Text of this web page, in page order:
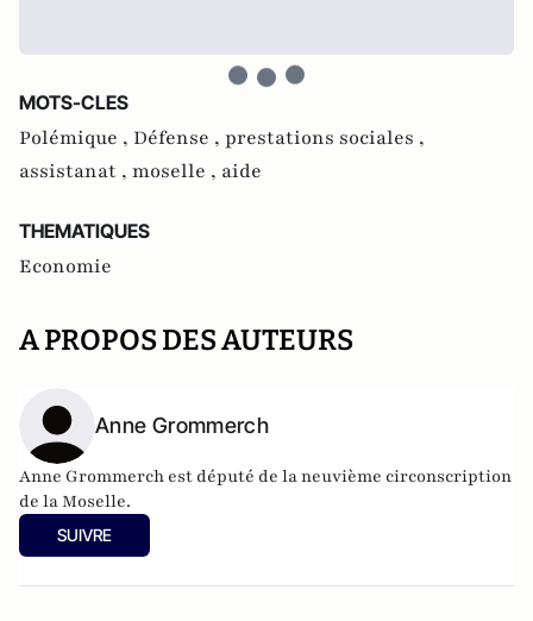
MOTS-CLES
Polémique , Défense , prestations sociales ,
assistanat , moselle , aide
THEMATIQUES
Economie
A PROPOS DES AUTEURS
Anne Grommerch
Anne Grommerch est député de la neuvième circonscription
de la Moselle.
SUIVRE